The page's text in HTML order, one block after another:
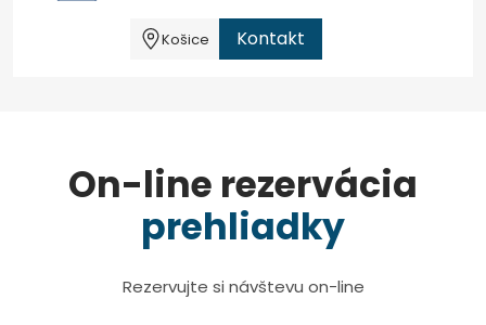
Košice Kontakt
On-line rezervácia
prehliadky
Rezervujte si návštevu on-line